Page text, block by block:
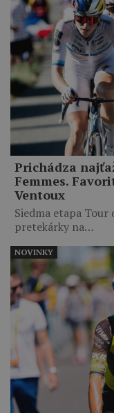
Prichádza
Femmes.
Ventoux
Siedma etapa Tour
pretekárky na…
NOVINKY